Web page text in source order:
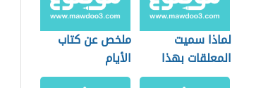
لماذا سميت
المعلقات بهذا
الاسم
ملخص عن كتاب
الأيام